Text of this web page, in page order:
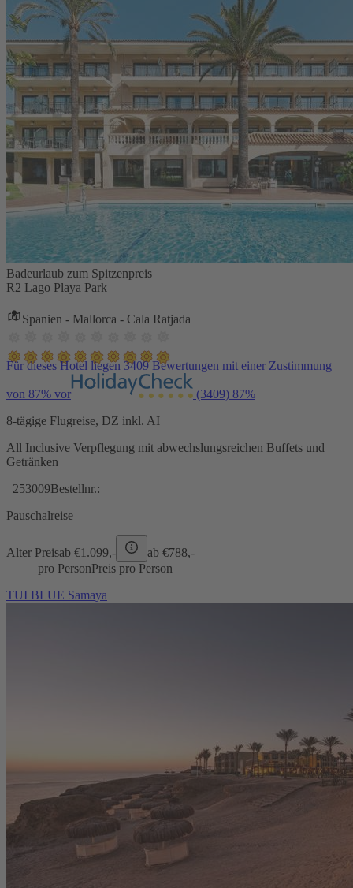
Badeurlaub zum Spitzenpreis
R2 Lago Playa Park
Spanien - Mallorca - Cala Ratjada
Für dieses Hotel liegen 3409 Bewertungen mit einer Zustimmung
von 87% vor (3409) 87%
8-tägige Flugreise, DZ inkl. AI
All Inclusive Verpflegung mit abwechslungsreichen Buffets und
Getränken
253009Bestellnr.:
Pauschalreise
Alter Preisab €1.099,- ab €788,-
pro PersonPreis pro Person
TUI BLUE Samaya